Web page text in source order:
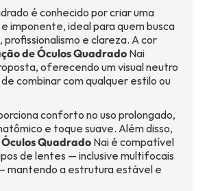
é conhecido por criar uma
imponente, ideal para quem busca
e clareza. A cor
de Óculos Quadrado Nai
oferecendo um visual neutro
combinar com qualquer estilo ou
conforto no uso prolongado,
e toque suave. Além disso,
Quadrado Nai é compatível
de lentes — inclusive multifocais
mantendo a estrutura estável e